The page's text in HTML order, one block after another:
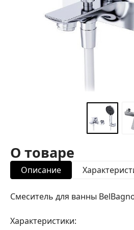
О товаре
Описание
Смеситель для ванны
Характеристики: